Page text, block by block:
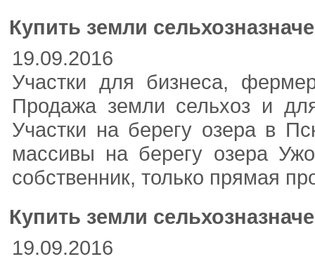
Купить земли
19.09.2016
Участки для бизнеса,
Продажа земли сельхоз и
Участки на берегу озера в
массивы на берегу озера
собственник, только прямая
Купить земли
19.09.2016